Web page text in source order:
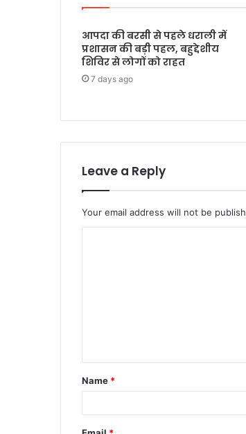
आपदा की बरसी से पहले धराली में
प्रशासन की बड़ी पहल, बहुद्देशीय
शिविर से लोगों को राहत
7 days ago
Leave a Reply
Your email address will not be
t
*
Name *